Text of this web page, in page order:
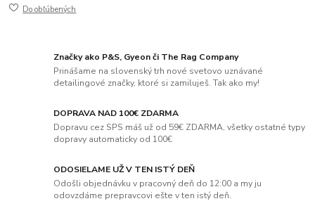
Do obľúbených
Značky ako P&S, Gyeon či The Rag Company
Prinášame na slovenský trh nové svetovo uznávané
detailingové značky, ktoré si zamiluješ. Tak ako my!
DOPRAVA NAD 100€ ZDARMA
Dopravu cez SPS máš už od 59€ ZDARMA, všetky ostatné typy
dopravy automaticky od 100€
ODOSIELAME UŽ V TEN ISTÝ DEŇ
Odošli objednávku v pracovný deň do 12:00 a my ju
odovzdáme prepravcovi ešte v ten istý deň.